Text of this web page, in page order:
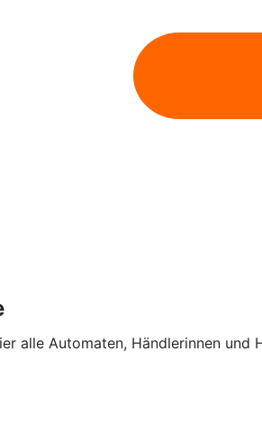
alle Automaten, Händlerinnen und